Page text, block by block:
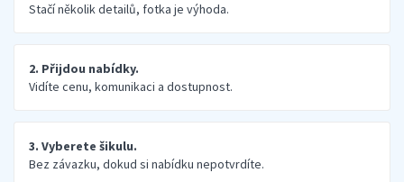
Stačí několik detailů, fotka je výhoda.
2. Přijdou nabídky.
Vidíte cenu, komunikaci a dostupnost.
3. Vyberete šikulu.
Bez závazku, dokud si nabídku nepotvrdíte.